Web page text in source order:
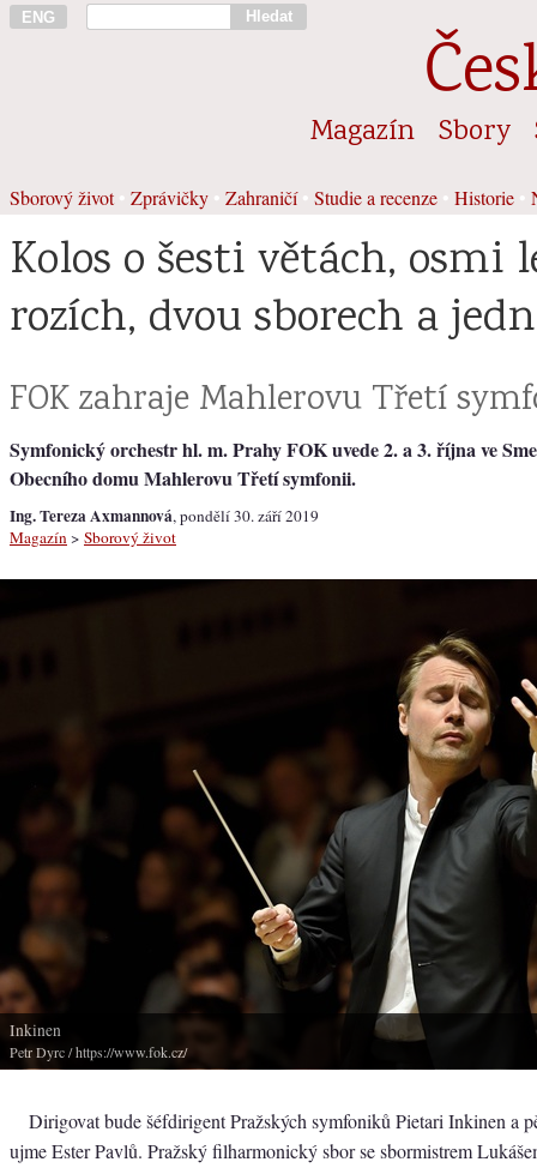
ENG Hledat
Magazín Sbory
Sborový život• Zprávičky Zahraničí• Studie a recenze Historie
Kolos o šesti větách, osmi
rozích, dvou sborech a
FOK zahraje Mahlerovu Třetí
Symfonický orchestr hl. m. Prahy FOK uvede 2. a 3. října ve
Obecního domu Mahlerovu Třetí symfonii.
Ing. Tereza Axmannová, pondělí 30. září 2019
Magazín > Sborový život
Inkinen
Petr Dyrc/ https://www.fok.cz/
Dirigovat bude šéfdirigent Pražských symfoniků Pietari Inkinen a
ujme Ester Pavlů. Pražský filharmonický sbor se sbormistrem